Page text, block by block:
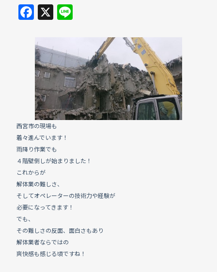
F
a
c
e
b
o
o
k
X Li
西宮市の現場も
着々進んでいます！
雨降り作業でも
４階壁倒しが始まりました！
これからが
解体業の難しさ、
そしてオペレーターの技術力や経験が
必要になってきます！
でも、
その難しさの反面、面白さもあり
解体業者ならではの
爽快感も感じる頃ですね！